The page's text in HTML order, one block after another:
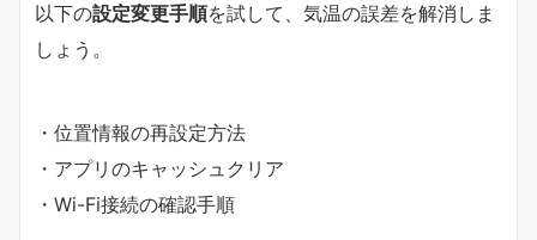
以下の設定変更手順を試して、気温の誤差を解消しま
しょう。
・位置情報の再設定方法
・アプリのキャッシュクリア
・Wi-Fi接続の確認手順